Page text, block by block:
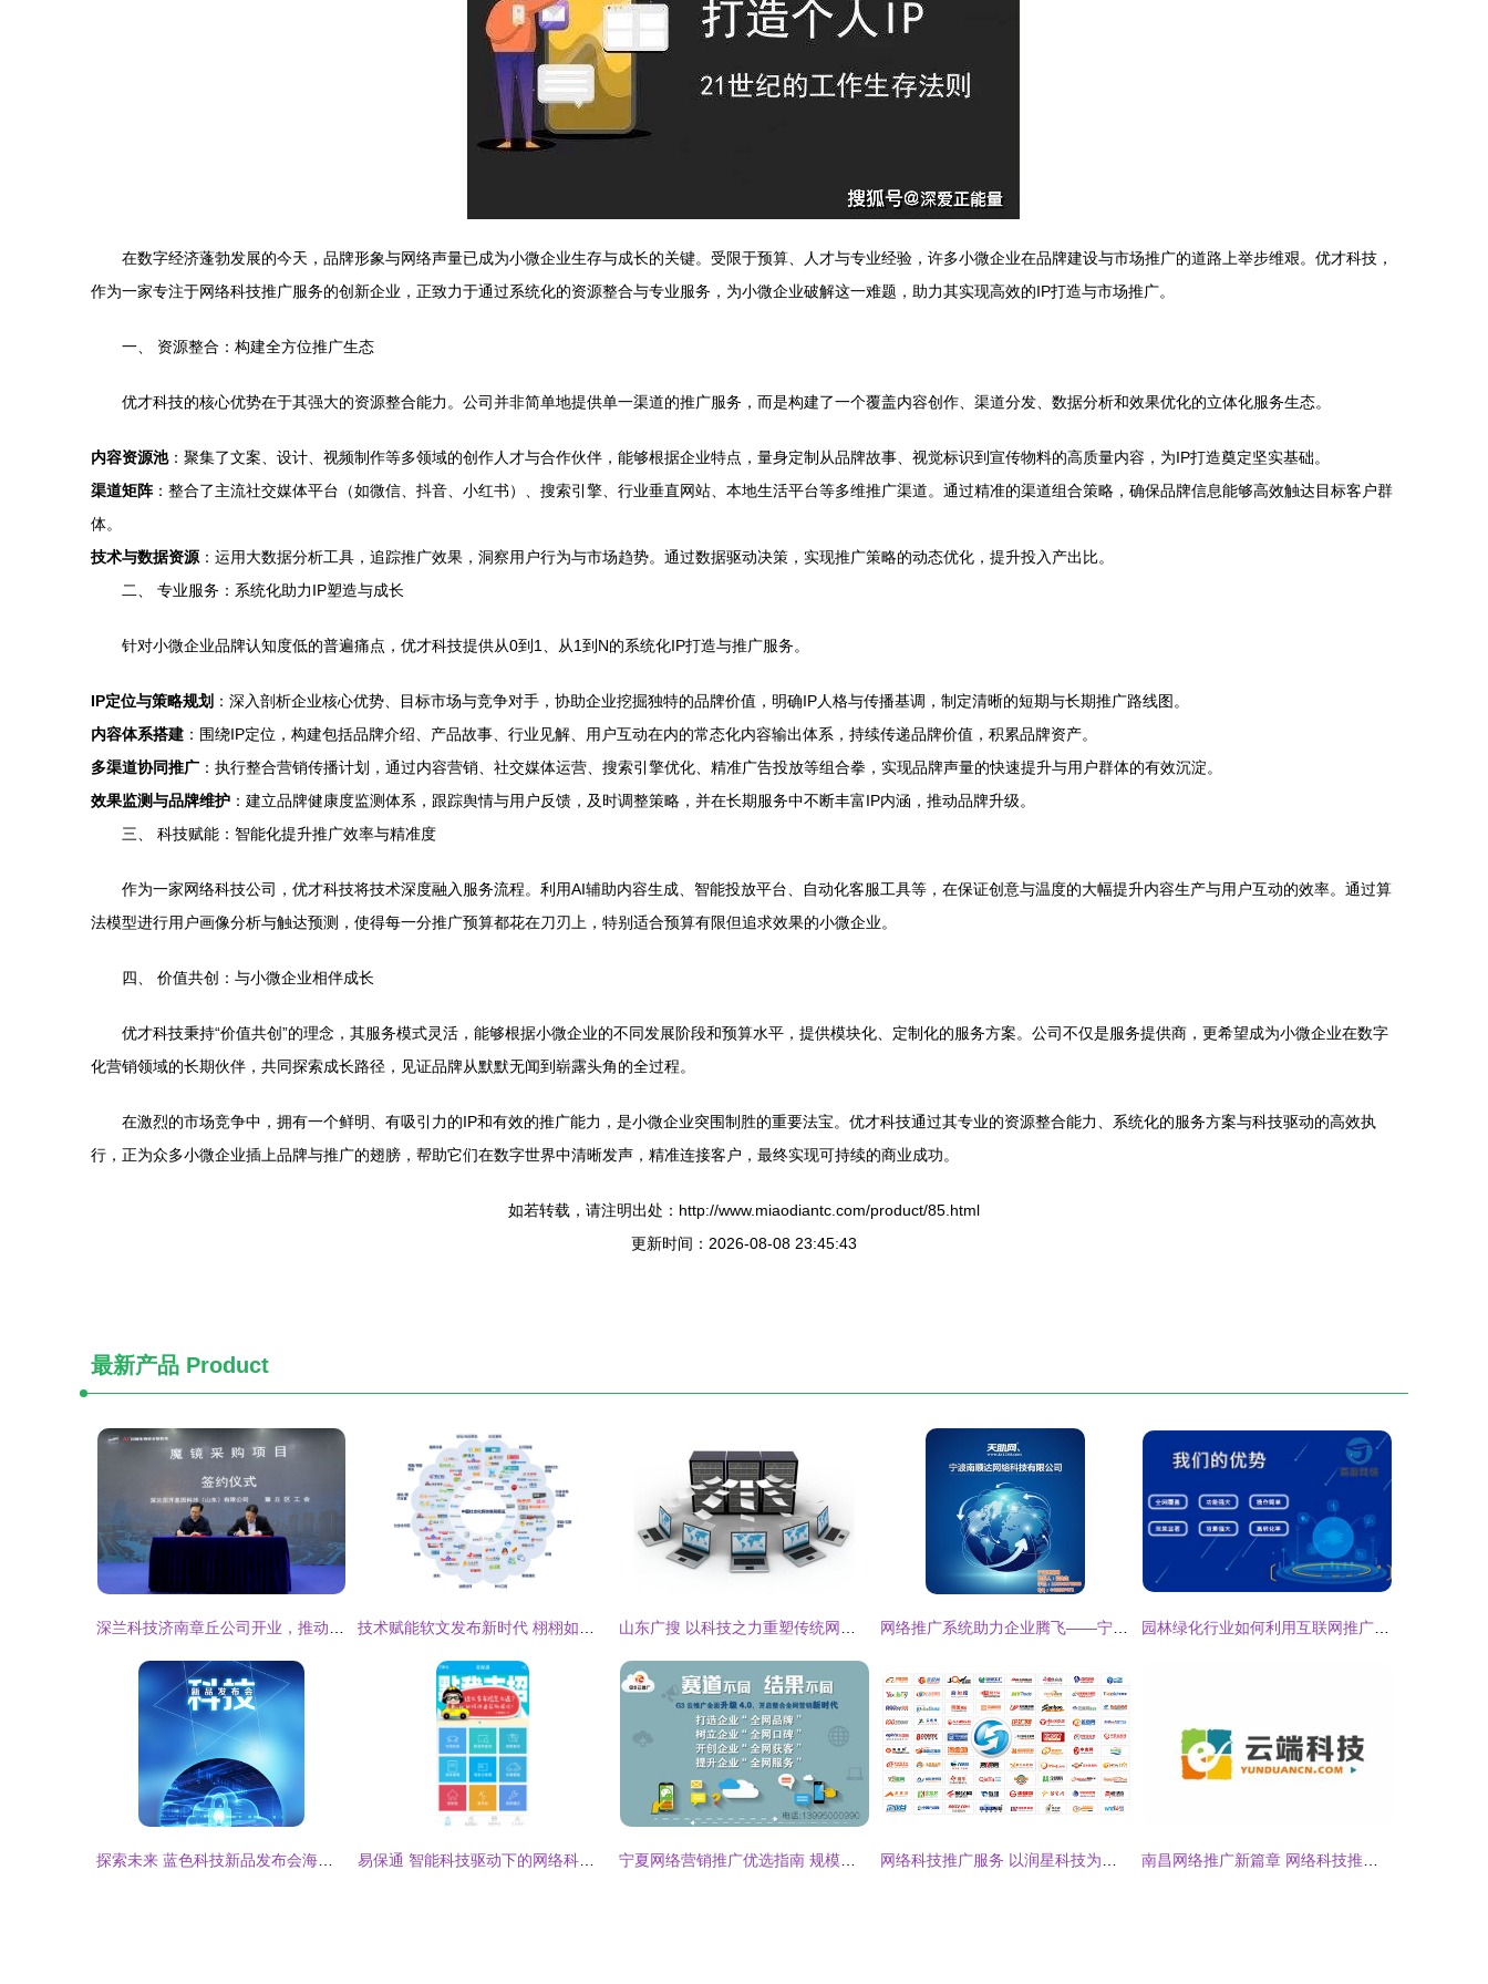
在数字经济蓬勃发展的今天，品牌形象与网络声量已成为小微企业生存与成长的关键。受限于预算、人才与专业经验，许多小微企业在品牌建设与市场推广的道路上举步维艰。优才科技，
作为一家专注于网络科技推广服务的创新企业，正致力于通过系统化的资源整合与专业服务，为小微企业破解这一难题，助力其实现高效的IP打造与市场推广。
一、 资源整合：构建全方位推广生态
优才科技的核心优势在于其强大的资源整合能力。公司并非简单地提供单一渠道的推广服务，而是构建了一个覆盖内容创作、渠道分发、数据分析和效果优化的立体化服务生态。
内容资源池：聚集了文案、设计、视频制作等多领域的创作人才与合作伙伴，能够根据企业特点，量身定制从品牌故事、视觉标识到宣传物料的高质量内容，为IP打造奠定坚实基础。
渠道矩阵 ：整合了主流社交媒体平台（如微信、抖音、小红书）、搜索引擎、行业垂直网站、本地生活平台等多维推广渠道。通过精准的渠道组合策略，确保品牌信息能够高效触达目标客户群
体。
技术与数据资源 ：运用大数据分析工具，追踪推广效果，洞察用户行为与市场趋势。通过数据驱动决策，实现推广策略的动态优化，提升投入产出比。
二、 专业服务：系统化助力IP塑造与成长
针对小微企业品牌认知度低的普遍痛点，优才科技提供从0到1、从1到N的系统化IP打造与推广服务。
IP定位与策略规划 ：深入剖析企业核心优势、目标市场与竞争对手，协助企业挖掘独特的品牌价值，明确IP人格与传播基调，制定清晰的短期与长期推广路线图。
内容体系搭建 ：围绕IP定位，构建包括品牌介绍、产品故事、行业见解、用户互动在内的常态化内容输出体系，持续传递品牌价值，积累品牌资产。
多渠道协同推广 ：执行整合营销传播计划，通过内容营销、社交媒体运营、搜索引擎优化、精准广告投放等组合拳，实现品牌声量的快速提升与用户群体的有效沉淀。
效果监测与品牌维护 ：建立品牌健康度监测体系，跟踪舆情与用户反馈，及时调整策略，并在长期服务中不断丰富IP内涵，推动品牌升级。
三、 科技赋能：智能化提升推广效率与精准度
作为一家网络科技公司，优才科技将技术深度融入服务流程。利用AI辅助内容生成、智能投放平台、自动化客服工具等，在保证创意与温度的大幅提升内容生产与用户互动的效率。通过算
法模型进行用户画像分析与触达预测，使得每一分推广预算都花在刀刃上，特别适合预算有限但追求效果的小微企业。
四、 价值共创：与小微企业相伴成长
优才科技秉持“价值共创”的理念，其服务模式灵活，能够根据小微企业的不同发展阶段和预算水平，提供模块化、定制化的服务方案。公司不仅是服务提供商，更希望成为小微企业在数字
化营销领域的长期伙伴，共同探索成长路径，见证品牌从默默无闻到崭露头角的全过程。
在激烈的市场竞争中，拥有一个鲜明、有吸引力的IP和有效的推广能力，是小微企业突围制胜的重要法宝。优才科技通过其专业的资源整合能力、系统化的服务方案与科技驱动的高效执
行，正为众多小微企业插上品牌与推广的翅膀，帮助它们在数字世界中清晰发声，精准连接客户，最终实现可持续的商业成功。
如若转载，请注明出处：http://www.miaodiantc.com/product/85.html
更新时间：2026-08-08 23:45:43
最新产品 Product